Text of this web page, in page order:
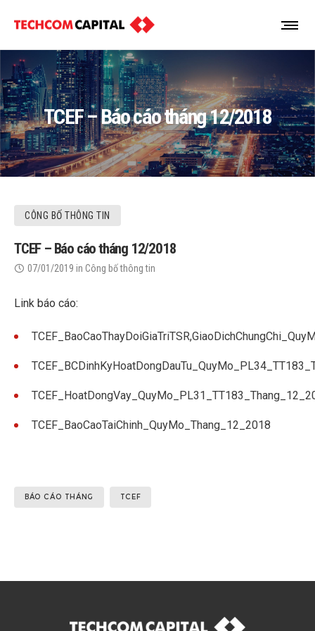
TCEF – Báo cáo tháng 12/2018
CÔNG BỐ THÔNG TIN
TCEF – Báo cáo tháng 12/2018
07/01/2019 in Công bố thông tin
Link báo cáo:
TCEF_BaoCaoTaiChinh_QuyMo_Thang_12_2018
BÁO CÁO THÁNG TCEF